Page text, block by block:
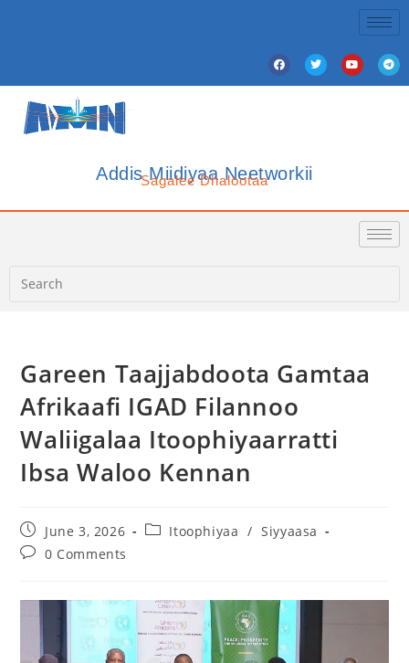
Addis Miidiyaa Neetworkii
Sagalee Dhalootaa
Gareen Taajjabdoota Gamtaa
Afrikaafi IGAD Filannoo
Waliigalaa Itoophiyaarratti
Ibsa Waloo Kennan
June 3, 2026 Itoophiyaa / Siyyaasa
0 Comments